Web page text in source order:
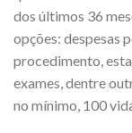
dos últimos 36
opções: despesas
procedimento,
exames, dentre
no mínimo, 100